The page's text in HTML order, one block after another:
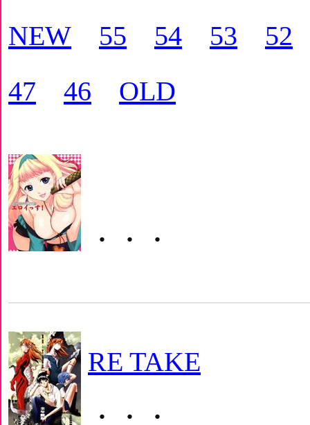
NEW
55 54 53
52
47
46 OLD
・・・
RE TAKE
・・・